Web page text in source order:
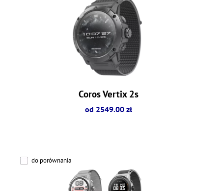
Coros Vertix 2s
od 2549.00 zł
do porównania